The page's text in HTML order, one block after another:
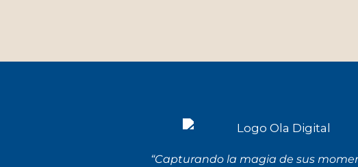
“Capturando la magia de sus